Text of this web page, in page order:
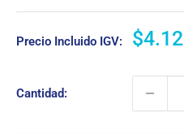
Precio Incluido IGV:
Precio
venta
$4.12
Cantidad: